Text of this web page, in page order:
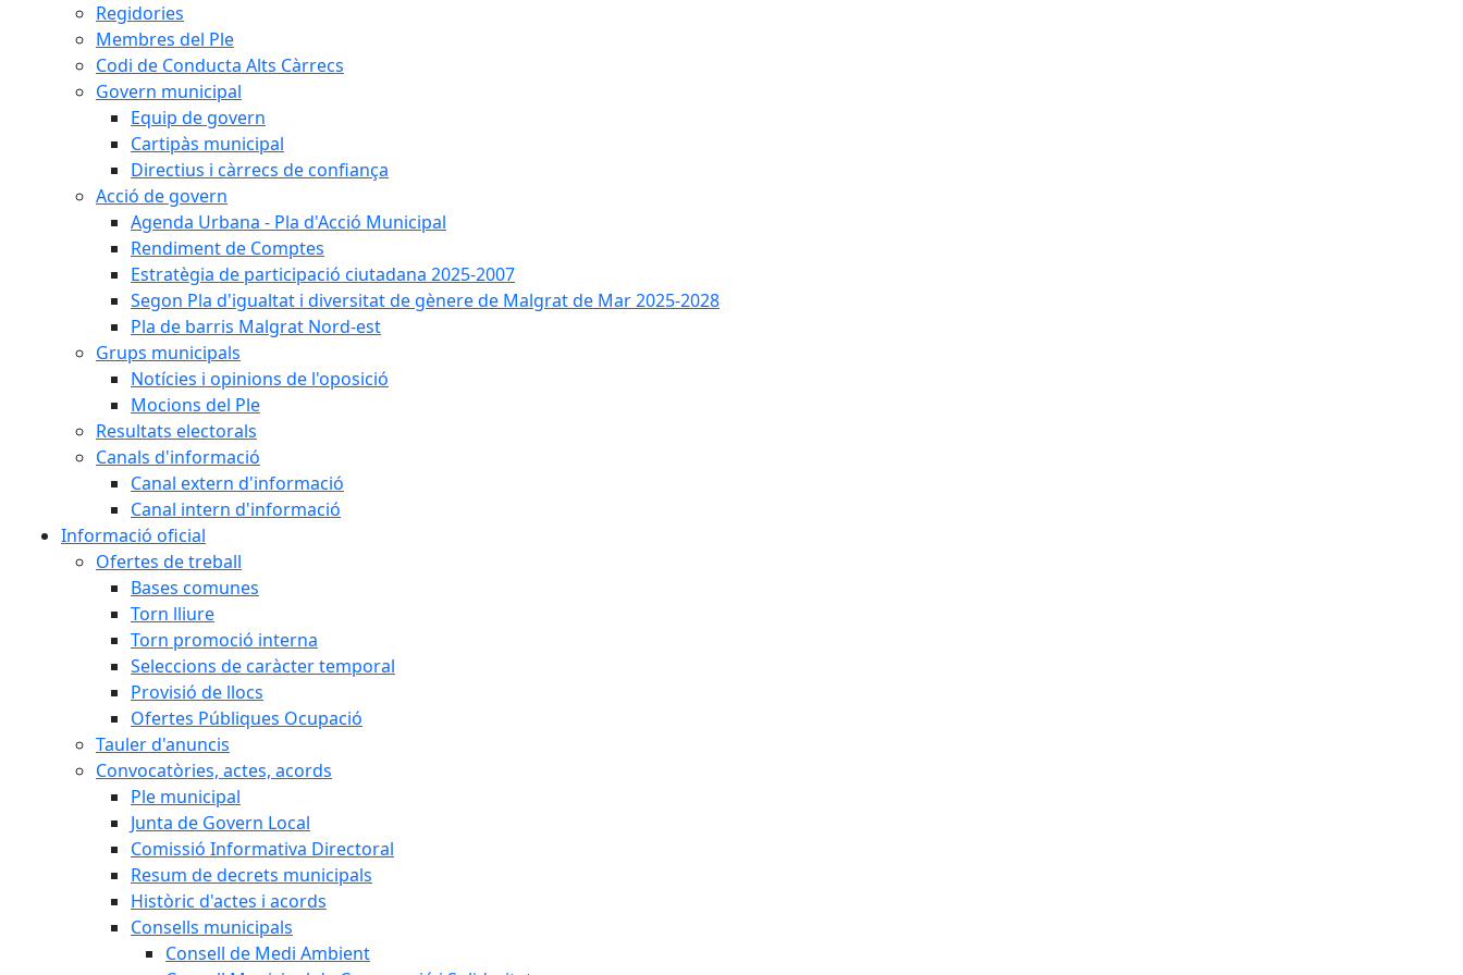
Regidories
Membres del Ple
Codi de Conducta Alts Càrrecs
Govern municipal
Equip de govern
Cartipàs municipal
Directius i càrrecs de confiança
Acció de govern
Agenda Urbana - Pla d'Acció Municipal
Rendiment de Comptes
Estratègia de participació ciutadana 2025-2007
Segon Pla d'igualtat i diversitat de gènere de Malgrat de Mar 2025-2028
Pla de barris Malgrat Nord-est
Grups municipals
Notícies i opinions de l'oposició
Mocions del Ple
Resultats electorals
Canals d'informació
Canal extern d'informació
Canal intern d'informació
Informació oficial
Ofertes de treball
Bases comunes
Torn lliure
Torn promoció interna
Seleccions de caràcter temporal
Provisió de llocs
Ofertes Públiques Ocupació
Tauler d'anuncis
Convocatòries, actes, acords
Ple municipal
Junta de Govern Local
Comissió Informativa Directoral
Resum de decrets municipals
Històric d'actes i acords
Consells municipals
Consell de Medi Ambient